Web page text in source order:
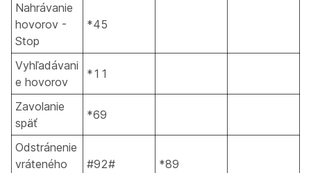
Nahrávanie
hovorov -
Stop
*45
Vyhľadávani
e hovorov
*11
Zavolanie
späť
*69
Odstránenie
vráteného
#92# *89